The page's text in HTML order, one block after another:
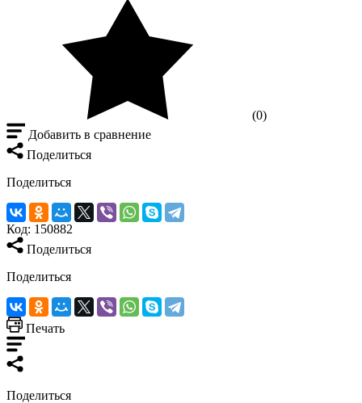
(0)
Добавить в сравнение
Поделиться
Поделиться
Код: 150882
Поделиться
Поделиться
Печать
Поделиться